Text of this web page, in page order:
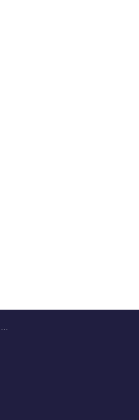
Netværk for genhusningsmedarbejdere